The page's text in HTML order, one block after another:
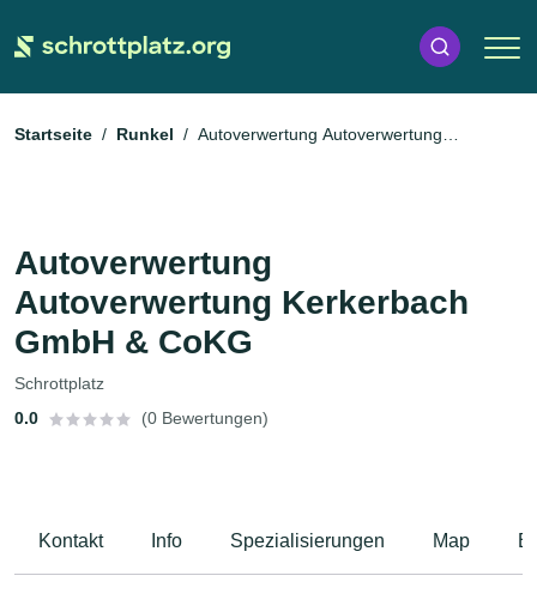
Startseite Runkel
Autoverwertung Autoverwertung
Autoverwertung
Autoverwertung Kerkerbach
GmbH & CoKG
Schrottplatz
0.0
(0 Bewertungen)
Kontakt Info Spezialisierungen Map